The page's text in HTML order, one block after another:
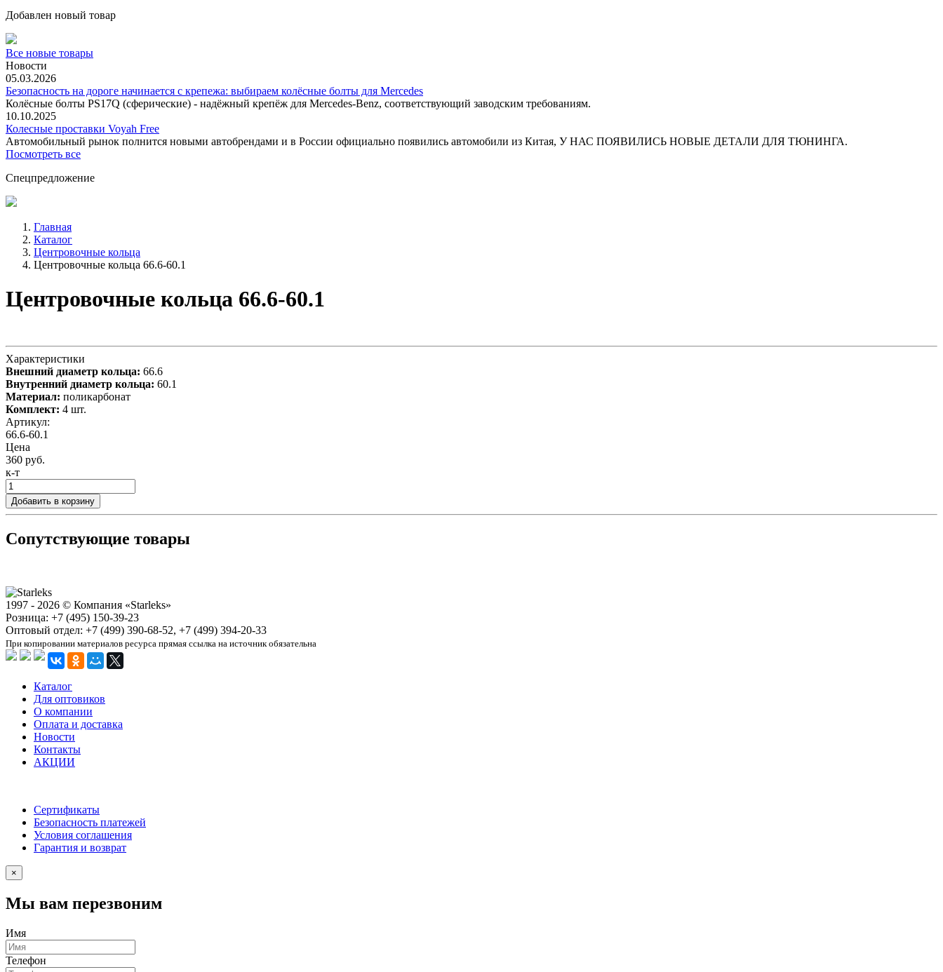
Добавлен новый товар
Все новые товары
Новости
05.03.2026
Безопасность на дороге начинается с крепежа: выбираем колёсные болты для Mercedes
Колёсные болты PS17Q (сферические) - надёжный крепёж для Mercedes‑Benz, соответствующий заводским требованиям.
10.10.2025
Колесные проставки Voyah Free
Автомобильный рынок полнится новыми автобрендами и в России официально появились автомобили из Китая, У НАС ПОЯВИЛИСЬ НОВЫЕ ДЕТАЛИ ДЛЯ ТЮНИНГА.
Посмотреть все
Спецпредложение
Главная
Каталог
Центровочные кольца
Центровочные кольца 66.6-60.1
Центровочные кольца 66.6-60.1
Характеристики
Внешний диаметр кольца: 66.6
Внутренний диаметр кольца: 60.1
Материал: поликарбонат
Комплект: 4 шт.
Артикул:
66.6-60.1
Цена
360 руб.
к-т
Добавить в корзину
Сопутствующие товары
1997 - 2026 © Компания «Starleks»
Розница: +7 (495) 150-39-23
Оптовый отдел: +7 (499) 390-68-52, +7 (499) 394-20-33
При копировании материалов ресурса прямая ссылка на источник обязательна
Каталог
Для оптовиков
О компании
Оплата и доставка
Новости
Контакты
АКЦИИ
Сертификаты
Безопасность платежей
Условия соглашения
Гарантия и возврат
×
Мы вам перезвоним
Имя
Телефон